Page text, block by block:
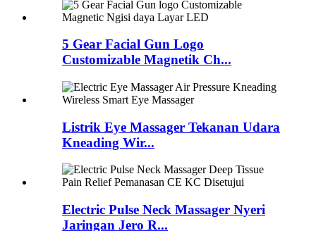
5 Gear Facial Gun Logo
Customizable Magnetik Ch...
Listrik Eye Massager Tekanan Udara
Kneading Wir...
Electric Pulse Neck Massager Nyeri
Jaringan Jero R...